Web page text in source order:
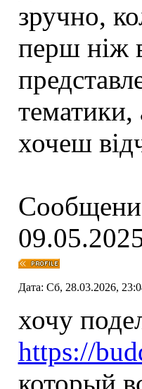
зручно,
перш ніж
хочеш
Дата: Сб, 28.03.2026,
хочу
https://